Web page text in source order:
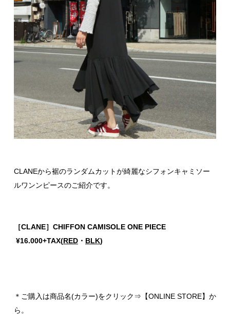
CLANEから裾のランダムカットが綺麗なシフォンキャミソー
ルワンンピースのご紹介です。
［CLANE］CHIFFON CAMISOLE ONE PIECE
¥16.000+TAX(RED ・ BLK)
＊ご購入は商品名(カラー)をクリック⇒【ONLINE STORE】か
ら。